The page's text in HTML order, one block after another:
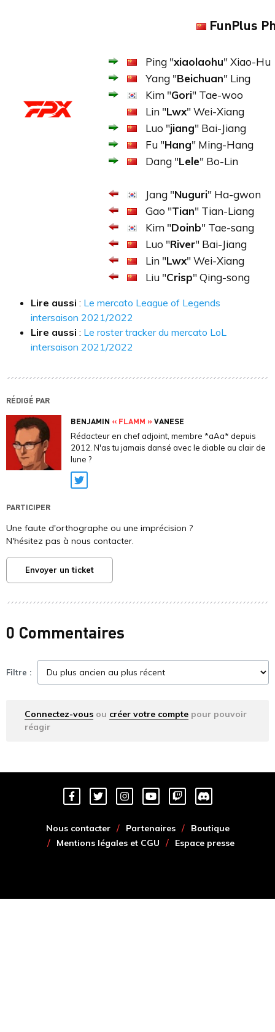
FunPlus
Ping "xiaolaohu" Xiao-Hu
Yang "Beichuan" Ling
Kim "Gori" Tae-woo
Lin "Lwx" Wei-Xiang
Luo "jiang" Bai-Jiang
Fu "Hang" Ming-Hang
Dang "Lele" Bo-Lin
Jang "Nuguri" Ha-gwon
Gao "Tian" Tian-Liang
Kim "Doinb" Tae-sang
Luo "River" Bai-Jiang
Lin "Lwx" Wei-Xiang
Liu "Crisp" Qing-song
Lire aussi : Le mercato League of Legends
intersaison 2021/2022
Lire aussi : Le roster tracker du mercato LoL
intersaison 2021/2022
RÉDIGÉ PAR
BENJAMIN « FLAMM »VANESE
Rédacteur en chef adjoint, membre *aAa* depuis
2012. N'as tu jamais dansé avec le diable au clair de
lune ?
Twitter
PARTICIPER
Une faute d'orthographe ou une imprécision ?
N'hésitez pas à nous contacter.
Envoyer un ticket
0 Commentaires
Filtre :
Connectez-vous ou créer votre compte pour pouvoir
réagir
Nous contacter Partenaires
Boutique
Mentions légales et CGU
Espace presse